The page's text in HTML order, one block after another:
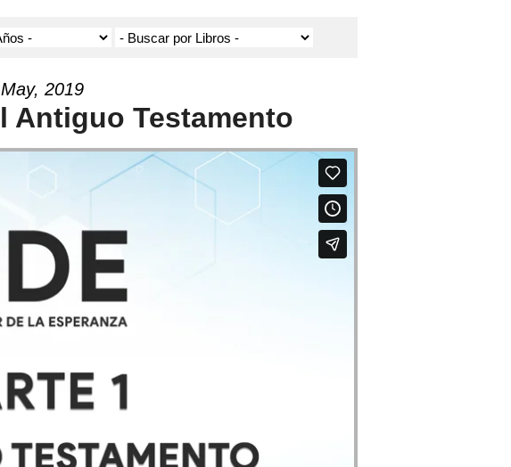
2019
Antiguo Testamento